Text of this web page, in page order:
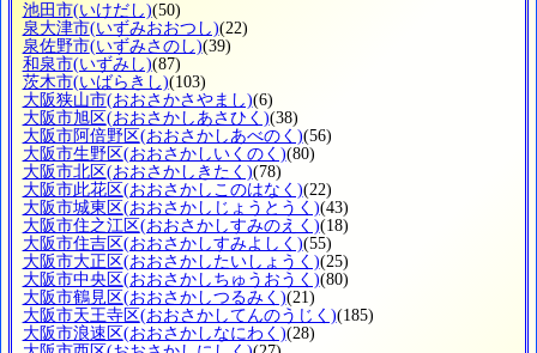
池田市(いけだし)(50)
泉大津市(いずみおおつし)(22)
泉佐野市(いずみさのし)(39)
和泉市(いずみし)(87)
茨木市(いばらきし)(103)
大阪狭山市(おおさかさやまし)(6)
大阪市旭区(おおさかしあさひく)(38)
大阪市阿倍野区(おおさかしあべのく)(56)
大阪市生野区(おおさかしいくのく)(80)
大阪市北区(おおさかしきたく)(78)
大阪市此花区(おおさかしこのはなく)(22)
大阪市城東区(おおさかしじょうとうく)(43)
大阪市住之江区(おおさかしすみのえく)(18)
大阪市住吉区(おおさかしすみよしく)(55)
大阪市大正区(おおさかしたいしょうく)(25)
大阪市中央区(おおさかしちゅうおうく)(80)
大阪市鶴見区(おおさかしつるみく)(21)
大阪市天王寺区(おおさかしてんのうじく)(185)
大阪市浪速区(おおさかしなにわく)(28)